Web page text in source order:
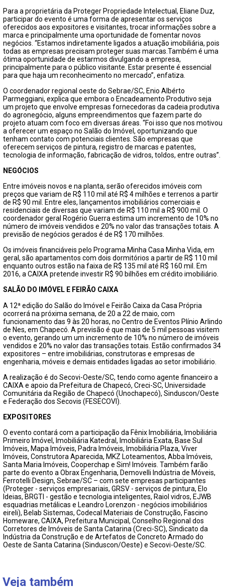
Para a proprietária da Proteger Propriedade Intelectual, Eliane Duz,
participar do evento é uma forma de apresentar os serviços
oferecidos aos expositores e visitantes, trocar informações sobre a
marca e principalmente uma oportunidade de fomentar novos
negócios. “Estamos indiretamente ligados a atuação imobiliária, pois
todas as empresas precisam proteger suas marcas.Também é uma
ótima oportunidade de estarmos divulgando a empresa,
principalmente para o público visitante. Estar presente é essencial
para que haja um reconhecimento no mercado”, enfatiza.
O coordenador regional oeste do Sebrae/SC, Enio Albérto
Parmeggiani, explica que embora o Encadeamento Produtivo seja
um projeto que envolve empresas fornecedoras da cadeia produtiva
do agronegócio, alguns empreendimentos que fazem parte do
projeto atuam com foco em diversas áreas. “Foi isso que nos motivou
a oferecer um espaço no Salão do Imóvel, oportunizando que
tenham contato com potenciais clientes. São empresas que
oferecem serviços de pintura, registro de marcas e patentes,
tecnologia de informação, fabricação de vidros, toldos, entre outras”.
NEGÓCIOS
Entre imóveis novos e na planta, serão oferecidos imóveis com
preços que variam de R$ 110 mil até R$ 4 milhões e terrenos a partir
de R$ 90 mil. Entre eles, lançamentos imobiliários comerciais e
residenciais de diversas que variam de R$ 110 mil a R$ 900 mil. O
coordenador geral Rogério Guerra estima um incremento de 10% no
número de imóveis vendidos e 20% no valor das transações totais. A
previsão de negócios gerados é de R$ 170 milhões.
Os imóveis financiáveis pelo Programa Minha Casa Minha Vida, em
geral, são apartamentos com dois dormitórios a partir de R$ 110 mil
enquanto outros estão na faixa de R$ 135 mil até R$ 160 mil. Em
2016, a CAIXA pretende investir R$ 90 bilhões em crédito imobiliário.
SALÃO DO IMÓVEL E FEIRÃO CAIXA
A 12ª edição do Salão do Imóvel e Feirão Caixa da Casa Própria
ocorrerá na próxima semana, de 20 a 22 de maio, com
funcionamento das 9 às 20 horas, no Centro de Eventos Plínio Arlindo
de Nes, em Chapecó. A previsão é que mais de 5 mil pessoas visitem
o evento, gerando um um incremento de 10% no número de imóveis
vendidos e 20% no valor das transações totais. Estão confirmados 34
expositores – entre imobiliárias, construtoras e empresas de
engenharia, móveis e demais entidades ligadas ao setor imobiliário.
A realização é do Secovi-Oeste/SC, tendo como agente financeiro a
CAIXA e apoio da Prefeitura de Chapecó, Creci-SC, Universidade
Comunitária da Região de Chapecó (Unochapecó), Sinduscon/Oeste
e Federação dos Secovis (FESECOVI).
EXPOSITORES
O evento contará com a participação da Fênix Imobiliária, Imobiliária
Primeiro Imóvel, Imobiliária Katedral, Imobiliária Exata, Base Sul
Imóveis, Mapa Imóveis, Padra Imóveis, Imobiliária Plaza, Viver
Imóveis, Construtora Aparecida, MKZ Loteamentos, Abba Imóveis,
Santa Maria Imóveis, Cooperchap e Sim! Imóveis. Também farão
parte do evento a Obrax Engenharia, Demovelli Indústria de Móveis,
Ferrotelli Design, Sebrae/SC – com sete empresas participantes
(Proteger - serviços empresariais, GRSV - serviços de pintura, Elo
Ideias, BRGTI - gestão e tecnologia inteligentes, Raiol vidros, EJWB
esquadrias metálicas e Leandro Lorenzon - negócios imobiliários
eireli), Belab Sistemas, Codecal Materiais de Construção, Fascino
Homeware, CAIXA, Prefeitura Municipal, Conselho Regional dos
Corretores de Imóveis de Santa Catarina (Creci-SC), Sindicato da
Indústria da Construção e de Artefatos de Concreto Armado do
Oeste de Santa Catarina (Sinduscon/Oeste) e Secovi-Oeste/SC.
Veja também